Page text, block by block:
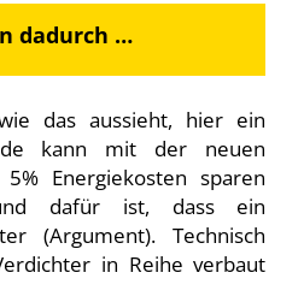
dadurch …
das aussieht, hier ein
kann mit der neuen
Energiekosten sparen
dafür ist, dass ein
(Argument). Technisch
in Reihe verbaut